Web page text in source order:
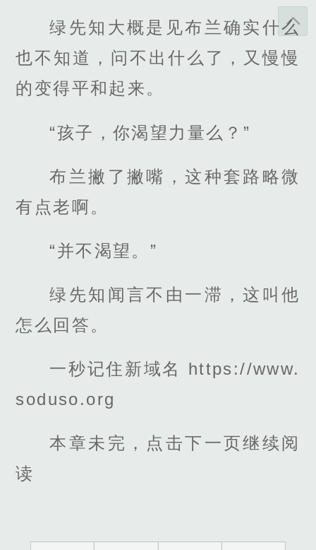
绿先知大概是见布兰确实什么
也不知道，问不出什么了，又慢慢
的变得平和起来。
“孩子，你渴望力量么？”
布兰撇了撇嘴，这种套路略微
有点老啊。
“并不渴望。”
绿先知闻言不由一滞，这叫他
怎么回答。
一秒记住新域名 https://www.
soduso.org
本章未完，点击下一页继续阅
读